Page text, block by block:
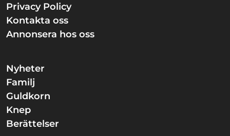
Privacy Policy
Kontakta oss
Annonsera hos oss
Nyheter
Familj
Guldkorn
Knep
Berättelser